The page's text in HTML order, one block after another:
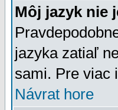
Môj jazyk nie
jazyka zatiaľ
sami. Pre viac
Návrat hore